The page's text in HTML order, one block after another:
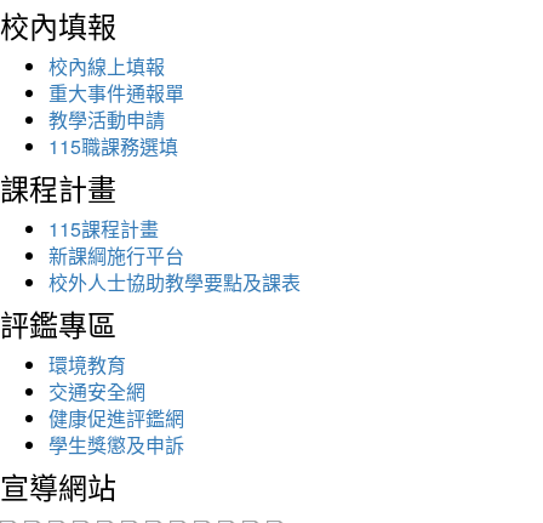
校內填報
校內線上填報
重大事件通報單
教學活動申請
115職課務選填
課程計畫
115課程計畫
新課綱施行平台
校外人士協助教學要點及課表
評鑑專區
環境教育
交通安全網
健康促進評鑑網
學生獎懲及申訴
宣導網站